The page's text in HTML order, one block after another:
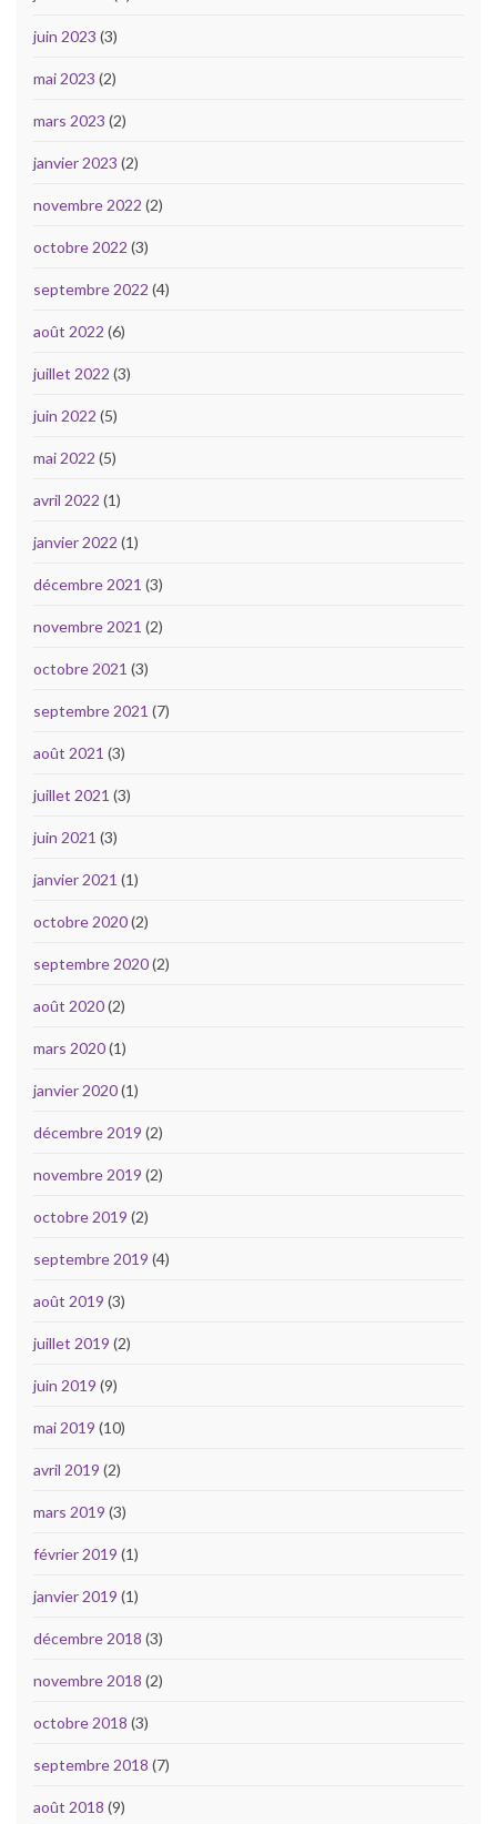
juin 2023 (3)
mai 2023 (2)
mars 2023 (2)
janvier 2023 (2)
novembre 2022 (2)
octobre 2022 (3)
septembre 2022 (4)
août 2022 (6)
juillet 2022 (3)
juin 2022 (5)
mai 2022 (5)
avril 2022 (1)
janvier 2022 (1)
décembre 2021 (3)
novembre 2021 (2)
octobre 2021 (3)
septembre 2021 (7)
août 2021 (3)
juillet 2021 (3)
juin 2021 (3)
janvier 2021 (1)
octobre 2020(2)
septembre 2020(2)
août 2020(2)
mars 2020(1)
janvier 2020(1)
décembre 2019 (2)
novembre 2019 (2)
octobre 2019 (2)
septembre 2019 (4)
août 2019 (3)
juillet 2019 (2)
juin 2019 (9)
mai 2019 (10)
avril 2019 (2)
mars 2019 (3)
février 2019 (1)
janvier 2019 (1)
décembre 2018 (3)
novembre 2018 (2)
octobre 2018 (3)
septembre 2018 (7)
août 2018 (9)